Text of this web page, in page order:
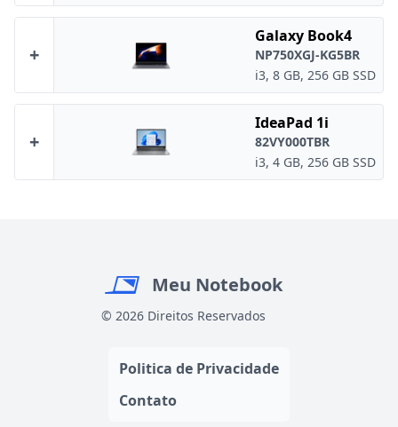
+
Galaxy Book4
NP750XGJ-KG5BR
i3, 8 GB, 256 GB SSD
+
IdeaPad 1i
82VY000TBR
i3, 4 GB, 256 GB SSD
Meu Notebook
© 2026 Direitos Reservados
Politica de Privacidade
Contato